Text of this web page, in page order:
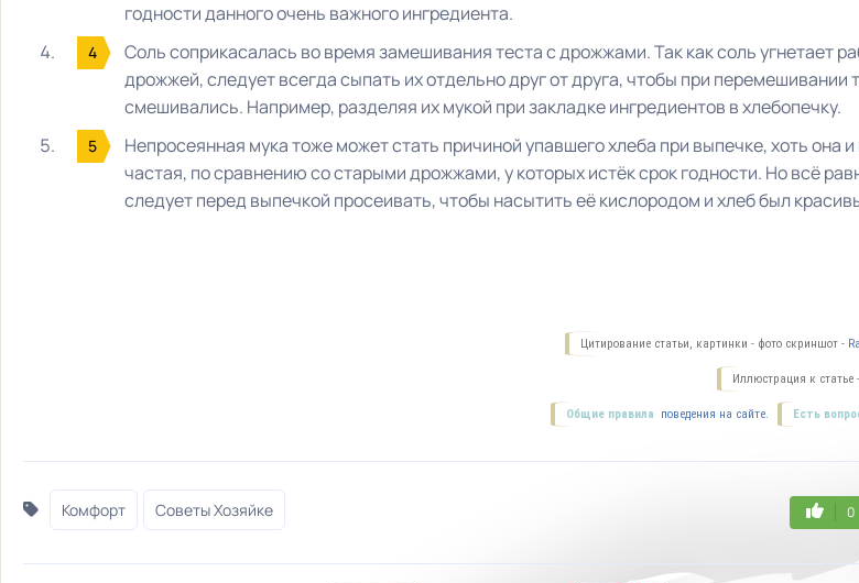
годности данного очень важного ингредиента.
Соль соприкасалась во время замешивания теста с дрожжами. Так как соль угнетает
дрожжей, следует всегда сыпать их отдельно друг от друга, чтобы при перемешивании
смешивались. Например, разделяя их мукой при закладке ингредиентов в хлебопечку.
Непросеянная мука тоже может стать причиной упавшего хлеба при выпечке, хоть она и
частая, по сравнению со старыми дрожжами, у которых истёк срок годности. Но всё
следует перед выпечкой просеивать, чтобы насытить её кислородом и хлеб был
Цитирование статьи, картинки - фото скриншот -
Иллюстрация к статье -
Есть
Общие правила поведения на сайте.
Комфорт Советы Хозяйке 0